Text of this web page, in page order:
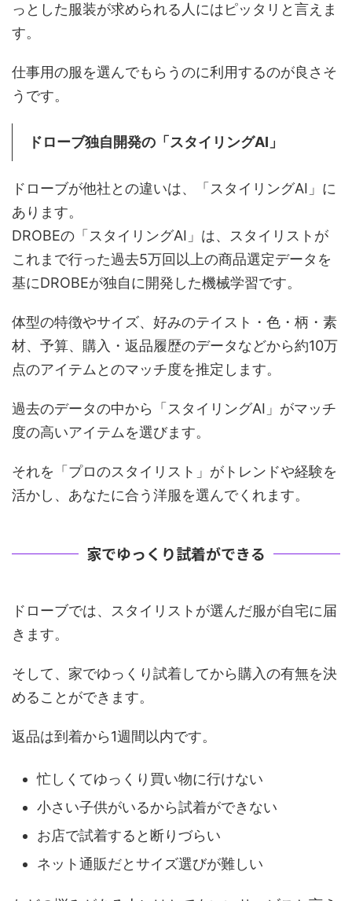
っとした服装が求められる人にはピッタリと言えま
す。
仕事用の服を選んでもらうのに利用するのが良さそ
うです。
ドローブ独自開発の「スタイリングAI」
ドローブが他社との違いは、「スタイリングAI」に
あります。
DROBEの「スタイリングAI」は、スタイリストが
これまで行った過去5万回以上の商品選定データを
基にDROBEが独自に開発した機械学習です。
体型の特徴やサイズ、好みのテイスト・色・柄・素
材、予算、購入・返品履歴のデータなどから約10万
点のアイテムとのマッチ度を推定します。
過去のデータの中から「スタイリングAI」がマッチ
度の高いアイテムを選びます。
それを「プロのスタイリスト」がトレンドや経験を
活かし、あなたに合う洋服を選んでくれます。
家でゆっくり試着ができる
ドローブでは、スタイリストが選んだ服が自宅に届
きます。
そして、家でゆっくり試着してから購入の有無を決
めることができます。
返品は到着から1週間以内です。
忙しくてゆっくり買い物に行けない
小さい子供がいるから試着ができない
お店で試着すると断りづらい
ネット通販だとサイズ選びが難しい